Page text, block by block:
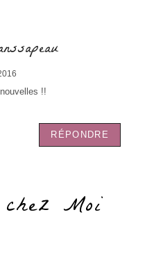
!!
RÉPONDRE
Moi